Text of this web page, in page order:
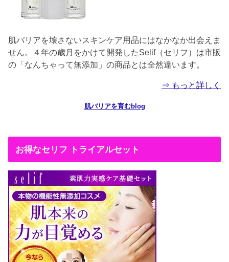
肌バリアを壊さないスキンケア用品にはなかなか出会えま
せん。４年の歳月をかけて開発したSelif（セリフ）は市販
の「なんちゃって無添加」の商品とは全然違います。
⇒ もっと詳しく
肌バリアを育むblog
お得なセリフ トライアルセット